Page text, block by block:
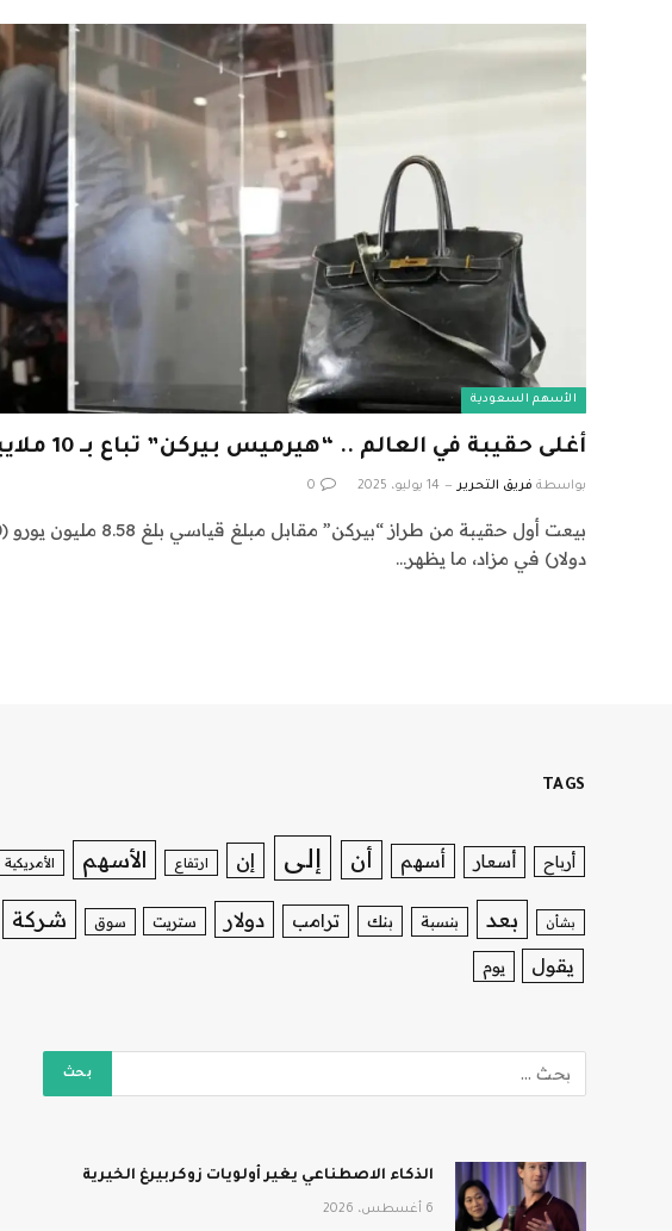
الأسهم السعودية
أغلى حقيبة في العالم .. “هيرميس بيركن” تباع بـ 10 ملايين دولار
بواسطة فريق التحرير 14 يوليو، 2025 0
دولار) في مزاد، ما يظهر…
TAGS
أرباح أسعار أسهم أن إلى إن ارتفاع الأسهم الأمريكية
بشأن بعد بنسبة بنك ترامب دولار ستريت سوق شركة
يقول يوم
الذكاء الاصطناعي يغير أولويات زوكربيرغ الخيرية
6 أغسطس، 2026